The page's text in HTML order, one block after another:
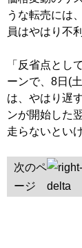
うな転売には
員はやはり不
「反省点とし
ーンで、8日(
は、やはり遅
ンが開始した
走らないとい
次のペ
ージ